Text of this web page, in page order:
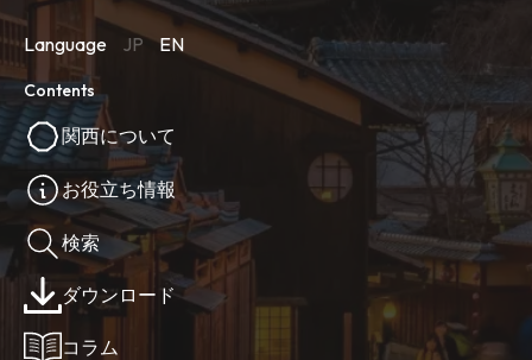
Language JP EN
Contents
関西について
お役立ち情報
検索
ダウンロード
コラム